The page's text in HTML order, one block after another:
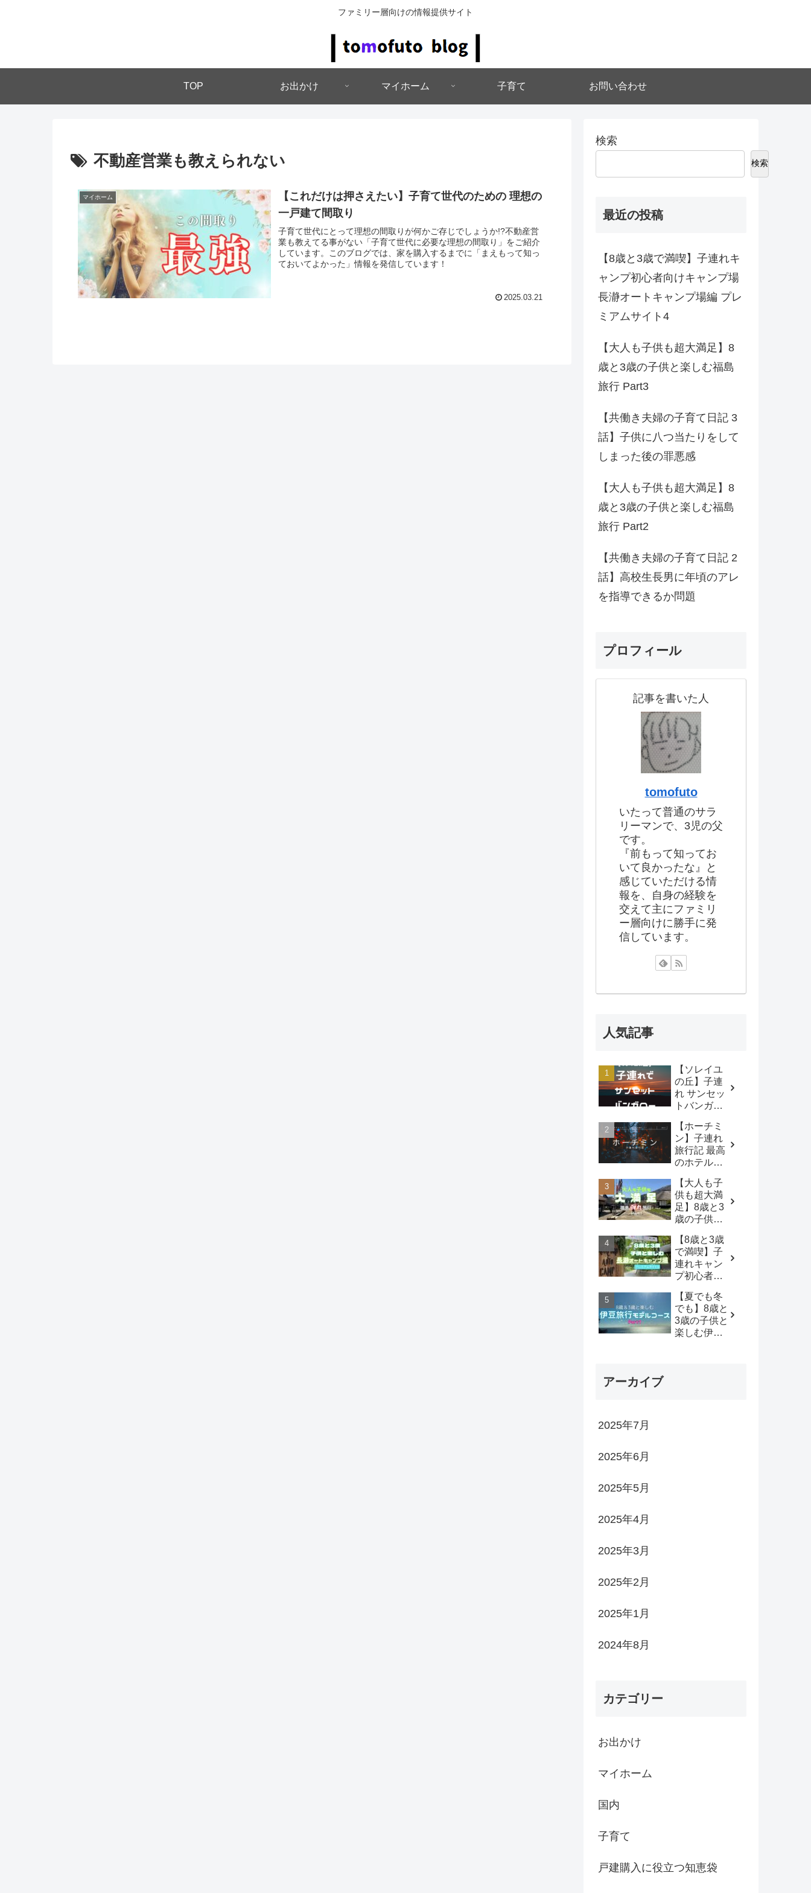
ファミリー層向けの情報提供サイト
TOP お出かけ マイホーム 子育て お問い合わせ
不動産営業も教えられない
マイホーム
【これだけは押さえたい】子育て世代のための 理想の
一戸建て間取り
子育て世代にとって理想の間取りが何かご存じでしょうか!?不動産営
業も教えてる事がない「子育て世代に必要な理想の間取り」をご紹介
しています。このブログでは、家を購入するまでに「まえもって知っ
ておいてよかった」情報を発信しています！
2025.03.21
検索
検索
最近の投稿
【8歳と3歳で満喫】子連れキ
ャンプ初心者向けキャンプ場
長瀞オートキャンプ場編 プレ
ミアムサイト4
【大人も子供も超大満足】8
歳と3歳の子供と楽しむ福島
旅行 Part3
【共働き夫婦の子育て日記 3
話】子供に八つ当たりをして
しまった後の罪悪感
【大人も子供も超大満足】8
歳と3歳の子供と楽しむ福島
旅行 Part2
【共働き夫婦の子育て日記 2
話】高校生長男に年頃のアレ
を指導できるか問題
プロフィール
記事を書いた人
tomofuto
いたって普通のサラ
リーマンで、3児の父
です。
『前もって知ってお
いて良かったな』と
感じていただける情
報を、自身の経験を
交えて主にファミリ
ー層向けに勝手に発
信しています。
人気記事
【ソレイユ
の丘】子連
れ サンセッ
トバンガロ
ート
【ホーチミ
ン】子連れ
旅行記 最高
のホテルと
スポット
【大人も子
供も超大満
足】8歳と3
歳の子供と
旅行 Part1
【8歳と3歳
で満喫】子
連れキャン
プ初心者向
場 長瀞オー
トキャンプ
場編 プレミ
アムサイト4
【夏でも冬
でも】8歳と
3歳の子供と
楽しむ伊豆
アーカイブ
2025年7月
2025年6月
2025年5月
2025年4月
2025年3月
2025年2月
2025年1月
2024年8月
カテゴリー
お出かけ
マイホーム
国内
子育て
戸建購入に役立つ知恵袋